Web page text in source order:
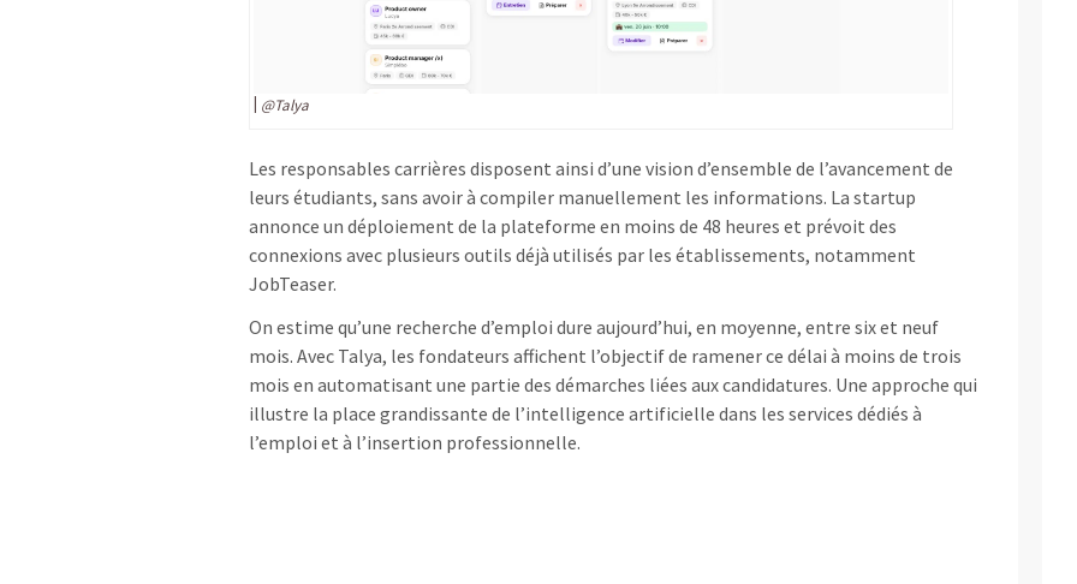
@Talya
Les responsables carrières disposent ainsi d’une vision d’ensemble de l’avancement de
leurs étudiants, sans avoir à compiler manuellement les informations. La startup
annonce un déploiement de la plateforme en moins de 48 heures et prévoit des
connexions avec plusieurs outils déjà utilisés par les établissements, notamment
JobTeaser.
On estime qu’une recherche d’emploi dure aujourd’hui, en moyenne, entre six et neuf
mois. Avec Talya, les fondateurs affichent l’objectif de ramener ce délai à moins de trois
mois en automatisant une partie des démarches liées aux candidatures. Une approche qui
illustre la place grandissante de l’intelligence artificielle dans les services dédiés à
l’emploi et à l’insertion professionnelle.